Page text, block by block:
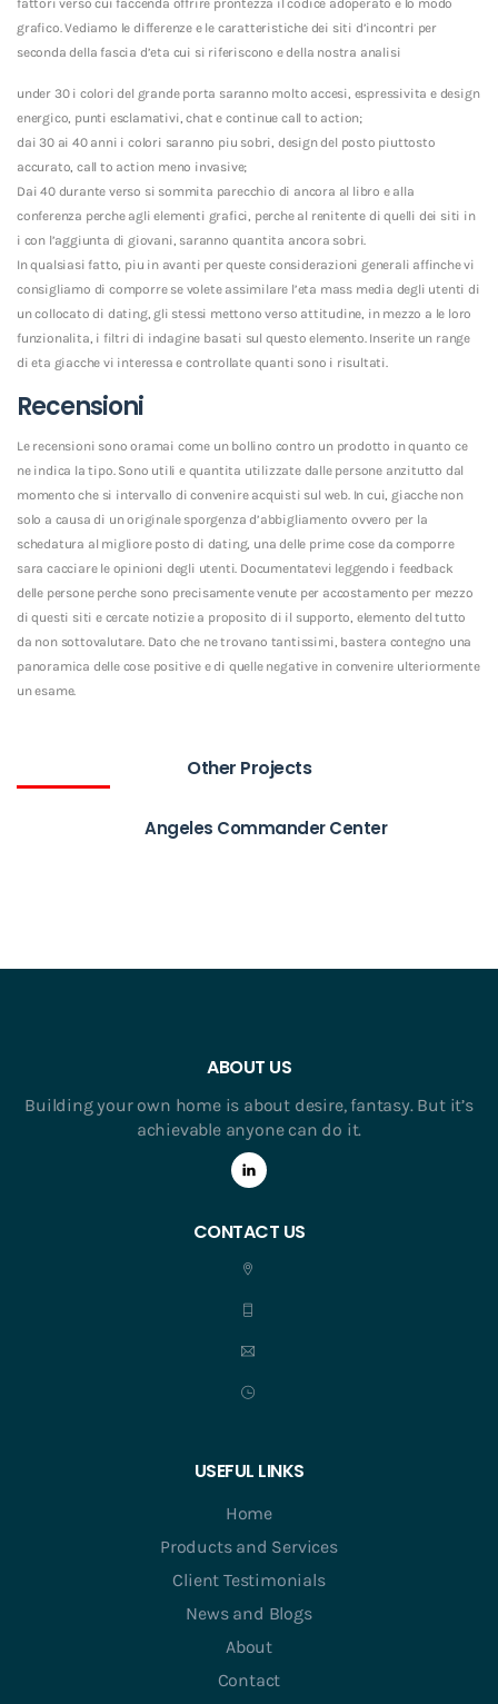
fattori verso cui faccenda offrire prontezza il codice adoperato e lo modo
grafico. Vediamo le differenze e le caratteristiche dei siti d’incontri per
seconda della fascia d’eta cui si riferiscono e della nostra analisi
under 30 i colori del grande porta saranno molto accesi, espressivita e design
energico, punti esclamativi, chat e continue call to action;
dai 30 ai 40 anni i colori saranno piu sobri, design del posto piuttosto
accurato, call to action meno invasive;
Dai 40 durante verso si sommita parecchio di ancora al libro e alla
conferenza perche agli elementi grafici, perche al renitente di quelli dei siti in
i con l’aggiunta di giovani, saranno quantita ancora sobri.
In qualsiasi fatto, piu in avanti per queste considerazioni generali affinche vi
consigliamo di comporre se volete assimilare l’eta mass media degli utenti di
un collocato di dating, gli stessi mettono verso attitudine, in mezzo a le loro
funzionalita, i filtri di indagine basati sul questo elemento. Inserite un range
di eta giacche vi interessa e controllate quanti sono i risultati.
Recensioni
Le recensioni sono oramai come un bollino contro un prodotto in quanto ce
ne indica la tipo. Sono utili e quantita utilizzate dalle persone anzitutto dal
momento che si intervallo di convenire acquisti sul web. In cui, giacche non
solo a causa di un originale sporgenza d’abbigliamento ovvero per la
schedatura al migliore posto di dating, una delle prime cose da comporre
sara cacciare le opinioni degli utenti. Documentatevi leggendo i feedback
delle persone perche sono precisamente venute per accostamento per mezzo
di questi siti e cercate notizie a proposito di il supporto, elemento del tutto
da non sottovalutare. Dato che ne trovano tantissimi, bastera contegno una
panoramica delle cose positive e di quelle negative in convenire ulteriormente
un esame.
Other Projects
Angeles Commander Center
ABOUT US
Building your own home is about desire, fantasy. But it’s
achievable anyone can do it.
CONTACT US
USEFUL LINKS
Home
Products and Services
Client Testimonials
News and Blogs
About
Contact